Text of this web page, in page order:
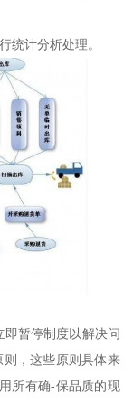
统计分析处理。
即暂停制度以解决问
，这些原则具体来
所有确-保品质的现